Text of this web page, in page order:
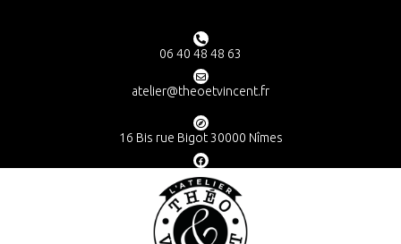
06 40 48 48 63
atelier@theoetvincent.fr
16 Bis rue Bigot 30000 Nîmes